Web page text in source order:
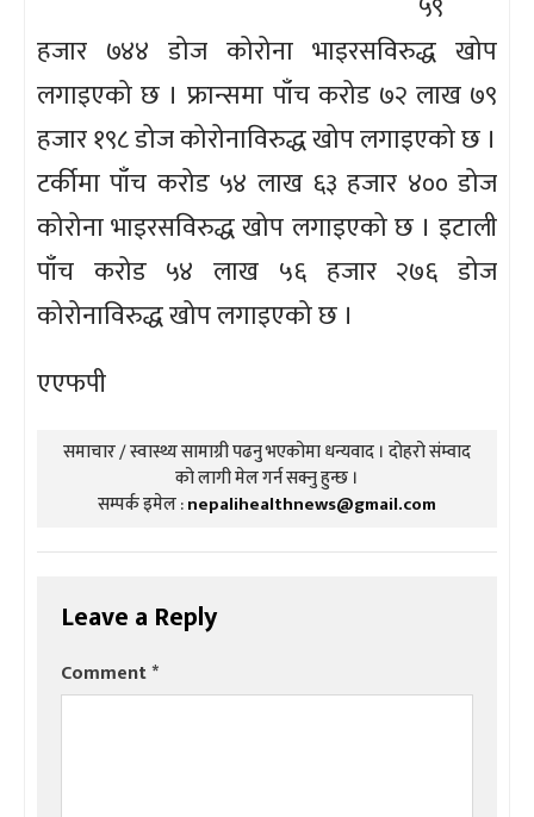
हजार ७४४ डोज कोरोना भाइरसविरुद्ध खोप
लगाइएको छ । फ्रान्समा पाँच करोड ७२ लाख ७९
हजार १९८ डोज कोरोनाविरुद्ध खोप लगाइएको छ ।
टर्कीमा पाँच करोड ५४ लाख ६३ हजार ४०० डोज
कोरोना भाइरसविरुद्ध खोप लगाइएको छ । इटाली
पाँच करोड ५४ लाख ५६ हजार २७६ डोज
कोरोनाविरुद्ध खोप लगाइएको छ ।
एएफपी
समाचार / स्वास्थ्य सामाग्री पढनु भएकोमा धन्यवाद । दोहरो संम्वाद
को लागी मेल गर्न सक्नु हुन्छ ।
सम्पर्क इमेल :nepalihealthnews@gmail.com
Leave a Reply
Comment*